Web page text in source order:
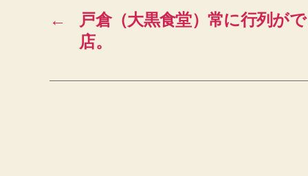
←
戸倉（大黒食堂）常に行列が
店。